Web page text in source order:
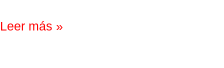
Leer más »